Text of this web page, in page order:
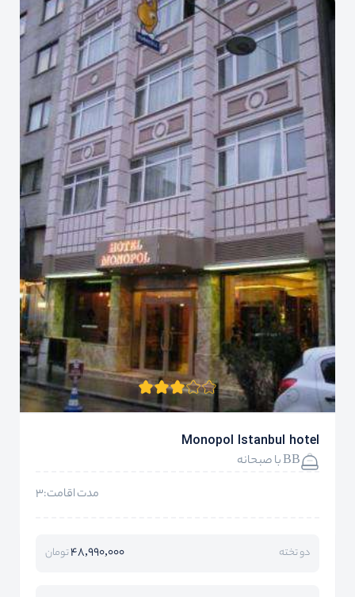
Monopol Istanbul hotel
BB با صبحانه
مدت اقامت:3
دو تخته 48,990,000تومان